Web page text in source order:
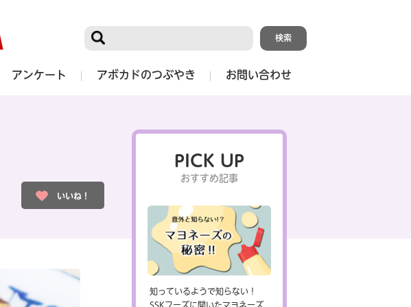
アンケート アボカドのつぶやき お問い合わせ
いいね！
PICK UP
おすすめ記事
知っているようで知らない！
SSKフーズに聞いたマヨネーズ